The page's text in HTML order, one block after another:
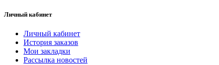
Личный кабинет
Личный кабинет
История заказов
Мои закладки
Рассылка новостей